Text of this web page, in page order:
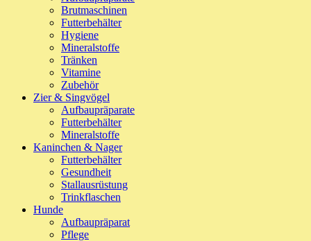
Brutmaschinen
Futterbehälter
Hygiene
Mineralstoffe
Tränken
Vitamine
Zubehör
Zier & Singvögel
Aufbaupräparate
Futterbehälter
Mineralstoffe
Kaninchen & Nager
Futterbehälter
Gesundheit
Stallausrüstung
Trinkflaschen
Hunde
Aufbaupräparat
Pflege